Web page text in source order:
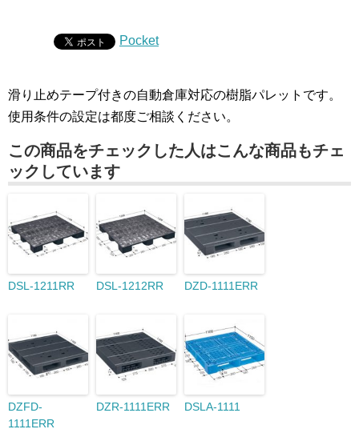
Pocket
滑り止めテープ付きの自動倉庫対応の樹脂パレットです。
使用条件の設定は都度ご相談ください。
この商品をチェックした人はこんな商品もチェ
ックしています
DSL-1211RR DSL-1212RR DZD-1111ERR
DZFD-
1111ERR
DZR-1111ERR DSLA-1111